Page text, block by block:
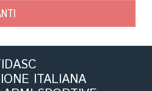
ITALIANA
Tiro di Campagna